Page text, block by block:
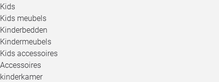
Kids
Kids meubels
Kinderbedden
Kindermeubels
Kids accessoires
Accessoires
kinderkamer